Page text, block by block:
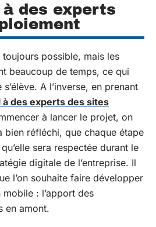
des experts
toujours possible, mais les
beaucoup de temps, ce qui
A l’inverse, en prenant
à des experts des sites
à lancer le projet, on
bien réfléchi, que chaque étape
sera respectée durant le
digitale de l’entreprise. Il
l’on souhaite faire développer
: l’apport des
en amont.